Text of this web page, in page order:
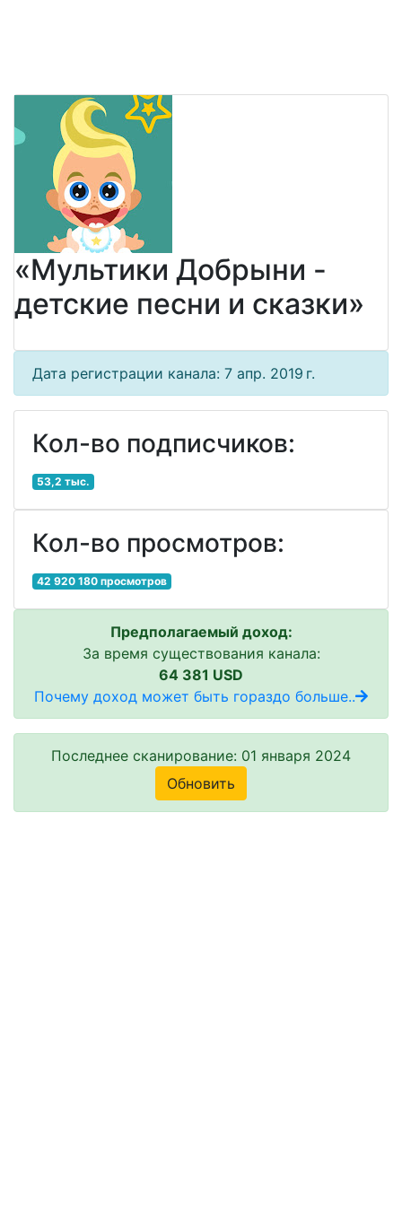
«Мультики Добрыни -
детские песни и сказки»
Дата регистрации канала: 7 апр. 2019 г.
Кол-во подписчиков:
53,2 тыс.
Кол-во просмотров:
42 920 180 просмотров
Предполагаемый доход:
За время существования канала:
64 381 USD
Почему доход может быть гораздо больше..
Последнее сканирование: 01 января 2024
Обновить